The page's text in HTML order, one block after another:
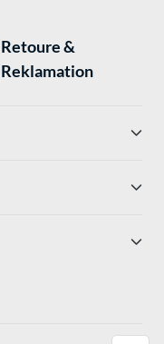
Retoure &
Reklamation